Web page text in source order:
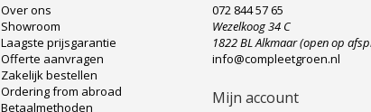
Over ons
Showroom
Laagste prijsgarantie
Offerte aanvragen
Zakelijk bestellen
Ordering from abroad
Betaalmethoden
072 844 57 65
Wezelkoog 34 C
1822 BL Alkmaar (open op
info@compleetgroen.nl
Mijn account